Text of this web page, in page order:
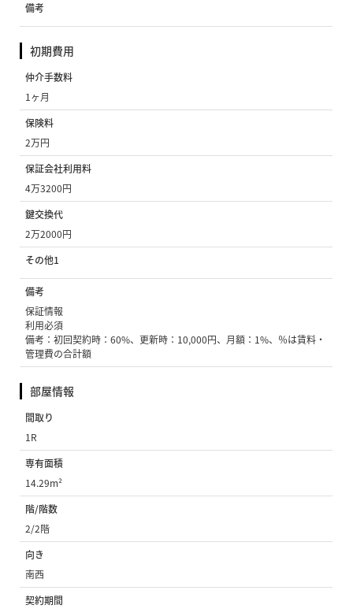
備考
初期費用
仲介手数料
1ヶ月
保険料
2万円
保証会社利用料
4万3200円
鍵交換代
2万2000円
その他1
備考
保証情報
利用必須
備考：初回契約時：60%、更新時：10,000円、月額：1%、％は賃料・
管理費の合計額
部屋情報
間取り
1R
専有面積
14.29m²
階/階数
2/2階
向き
南西
契約期間